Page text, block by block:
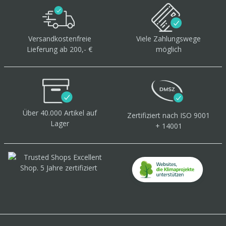
Versandkostenfreie
Lieferung ab 200,- €
Viele Zahlungswege
möglich
Über 40.000 Artikel auf
Lager
Zertifiziert nach ISO 9001
+ 14001